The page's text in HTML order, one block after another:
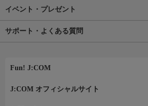
イベント・プレゼント
サポート・よくある質問
Fun! J:COM
J:COM オフィシャルサイト